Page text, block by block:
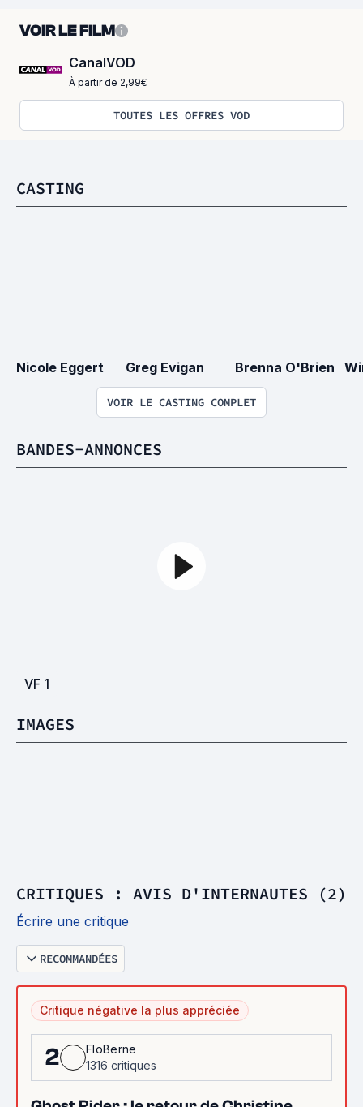
VOIR LE FILM
CanalVOD
À partir de 2,99€
TOUTES LES OFFRES VOD
CASTING
Nicole Eggert Greg Evigan Brenna O'Brien
VOIR LE CASTING COMPLET
BANDES-ANNONCES
VF 1
IMAGES
CRITIQUES : AVIS D'INTERNAUTES (2)
Écrire une critique
RECOMMANDÉES
Critique négative la plus appréciée
2
FloBerne
1316 critiques